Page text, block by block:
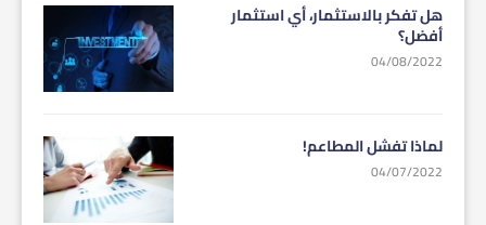
هل تفكر بالاستثمار، أي استثمار
أفضل؟
04/08/2022
لماذا تفشل المطاعم!
04/07/2022